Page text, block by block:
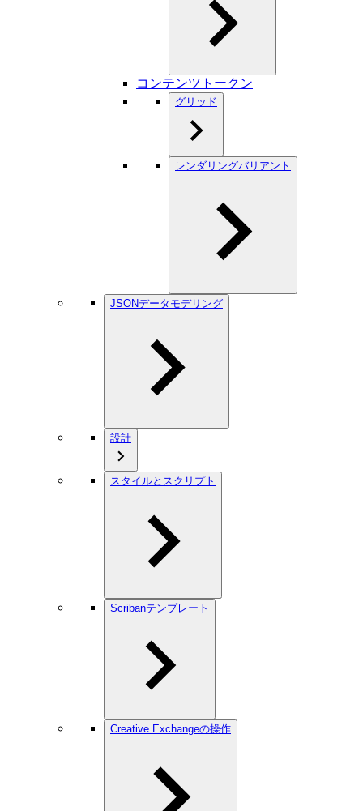
コンテンツトークン
グリッド
レンダリングバリアント
JSONデータモデリング
設計
スタイルとスクリプト
Scribanテンプレート
Creative Exchangeの操作